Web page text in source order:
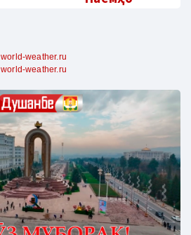
world-weather.ru
world-weather.ru